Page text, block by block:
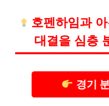
호펜하임과
대결을 심층
경기